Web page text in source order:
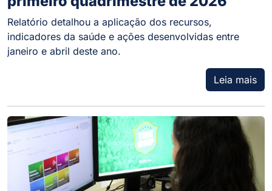
Relatório detalhou a aplicação dos recursos,
indicadores da saúde e ações desenvolvidas entre
janeiro e abril deste ano.
Leia mais